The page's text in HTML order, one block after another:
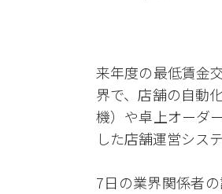
来年度の最低賃金
界で、店舗の自動
機）や卓上オーダ
した店舗運営シス
7日の業界関係者